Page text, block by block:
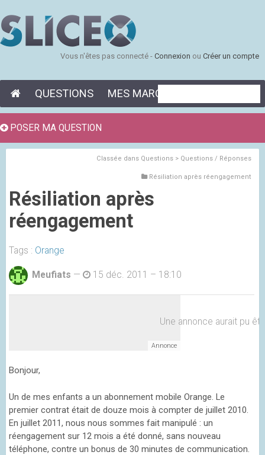
Vous n'êtes pas connecté - Connexion ou Créer un compte
QUESTIONS MES MARQUE-PAGES
Classée dans Questions > Questions / Réponses
Résiliation après réengagement
Résiliation après
réengagement
Tags : Orange
Meufiats — 15 déc. 2011 – 18:10
Une annonce aurait pu
Bonjour,
Un de mes enfants a un abonnement mobile Orange. Le
premier contrat était de douze mois à compter de juillet 2010.
En juillet 2011, nous nous sommes fait manipulé : un
réengagement sur 12 mois a été donné, sans nouveau
téléphone, contre un bonus de 30 minutes de communication.
POSER MA QUESTION